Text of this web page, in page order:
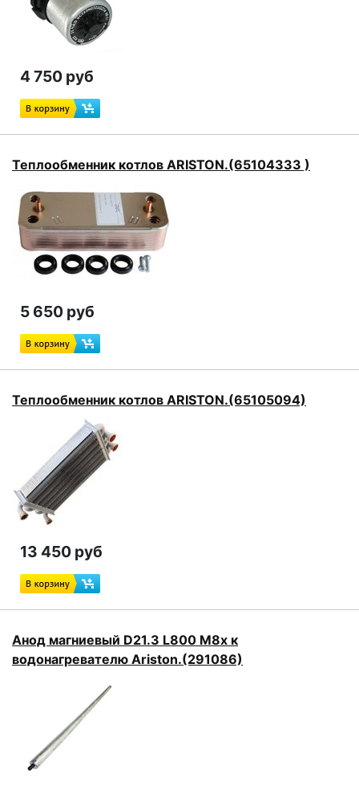
4 750 руб
Теплообменник котлов ARISTON.(65104333 )
5 650 руб
Теплообменник котлов ARISTON.(65105094)
13 450 руб
Анод магниевый D21.3 L800 M8x к
водонагревателю Ariston.(291086)